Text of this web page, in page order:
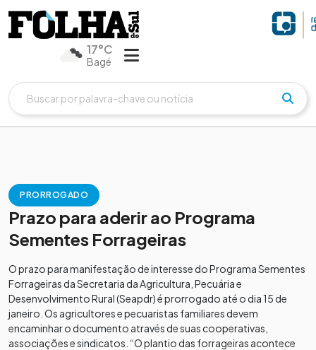
17°C
Bagé
PRORROGADO
Prazo para aderir ao Programa
Sementes Forrageiras
O prazo para manifestação de interesse do Programa Sementes
Forrageiras da Secretaria da Agricultura, Pecuária e
Desenvolvimento Rural (Seapdr) é prorrogado até o dia 15 de
janeiro. Os agricultores e pecuaristas familiares devem
encaminhar o documento através de suas cooperativas,
associações e sindicatos. “O plantio das forrageiras acontece